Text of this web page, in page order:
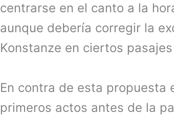
centrarse en el canto a la
aunque debería corregir la
Konstanze en ciertos
En contra de esta propuesta
primeros actos antes de la